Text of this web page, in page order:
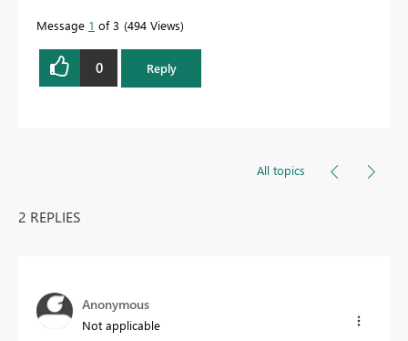
Message 1 of 3 494 Views
0 Reply
All topics
2 REPLIES
Anonymous
Not applicable